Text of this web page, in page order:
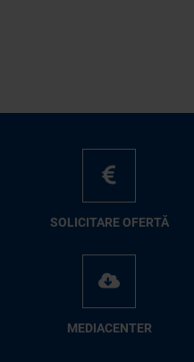
SO­LI­CI­TA­RE OFER­TĂ
ME­D­IA­CEN­TER